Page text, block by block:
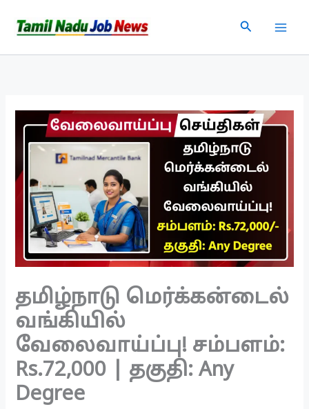
Search
தமிழ்நாடு மெர்க்கன்டைல்
​​வங்கியில்
வேலைவாய்ப்பு! சம்பளம்:
Rs.72,000 | தகுதி: Any
Degree